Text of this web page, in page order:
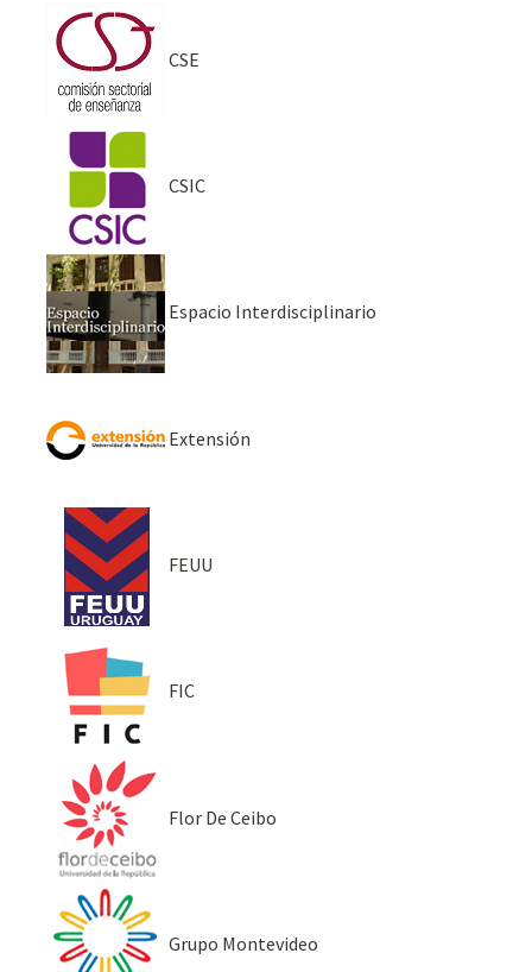
CSE
CSIC
Espacio Interdisciplinario
Extensión
FEUU
FIC
Flor De Ceibo
Grupo Montevideo